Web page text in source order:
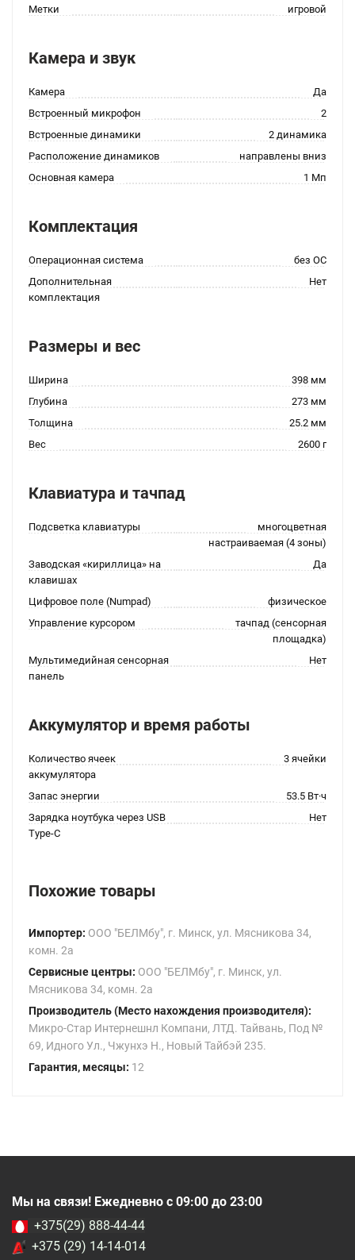
Метки игровой
Камера и звук
Камера
Да
Встроенный микрофон
2
Встроенные динамики
2 динамика
Расположение динамиков
направлены вниз
Основная камера
1 Мп
Комплектация
Операционная система
без ОС
Дополнительная
комплектация
Нет
Размеры и вес
Ширина
398 мм
Глубина
273 мм
Толщина
25.2 мм
Вес
2600 г
Клавиатура и тачпад
Подсветка клавиатуры
многоцветная
настраиваемая (4 зоны)
Заводская «кириллица» на
клавишах
Да
Цифровое поле (Numpad)
физическое
Управление курсором
тачпад (сенсорная
площадка)
Мультимедийная сенсорная
панель
Нет
Аккумулятор и время работы
Количество ячеек
аккумулятора
3 ячейки
Запас энергии
53.5 Вт·ч
Зарядка ноутбука через USB
Type-C
Нет
Похожие товары
Импортер: ООО "БЕЛМбу", г. Минск, ул. Мясникова 34,
комн. 2а
Сервисные центры: ООО "БЕЛМбу", г. Минск, ул.
Мясникова 34, комн. 2а
Производитель (Место нахождения производителя):
Микро-Стар Интернешнл Компани, ЛТД. Тайвань, Под №
69, Идного Ул., Чжунхэ Н., Новый Тайбэй 235.
Гарантия, месяцы: 12
Мы на связи! Ежедневно с 09:00 до 23:00
+375(29) 888-44-44
+375 (29) 14-14-014